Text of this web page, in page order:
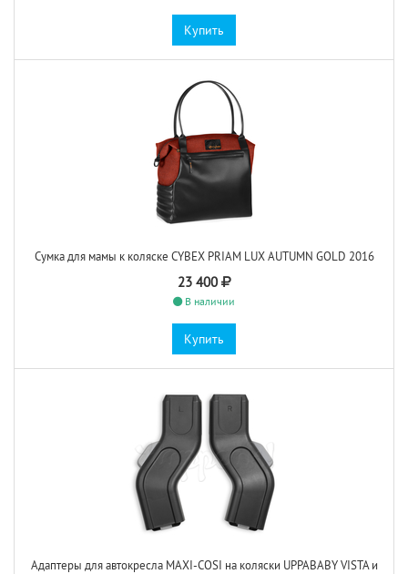
Купить
Сумка для мамы к коляске CYBEX PRIAM LUX AUTUMN GOLD 2016
23 400
В наличии
Купить
Адаптеры для автокресла MAXI-COSI на коляски UPPABABY VISTA и